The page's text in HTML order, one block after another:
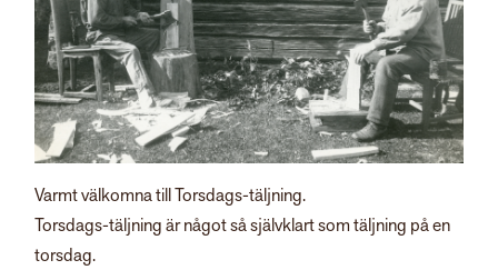
Varmt välkomna till Torsdags-täljning.
Torsdags-täljning är något så självklart som täljning på en
torsdag.